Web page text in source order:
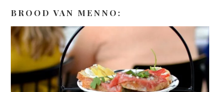
BROOD VAN MENNO: